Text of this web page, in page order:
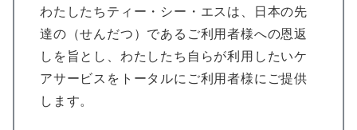
わたしたちティー・シー・エスは、日本の先
達の（せんだつ）であるご利用者様への恩返
しを旨とし、わたしたち自らが利用したいケ
アサービスをトータルにご利用者様にご提供
します。